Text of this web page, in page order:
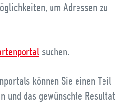
um Adressen zu
suchen.
können Sie einen Teil
und das gewünschte Resultat